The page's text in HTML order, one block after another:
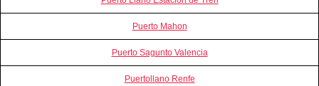
Puerto Mahon
Puerto Sagunto Valencia
Puertollano Renfe